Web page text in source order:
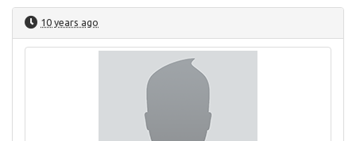
10 years ago